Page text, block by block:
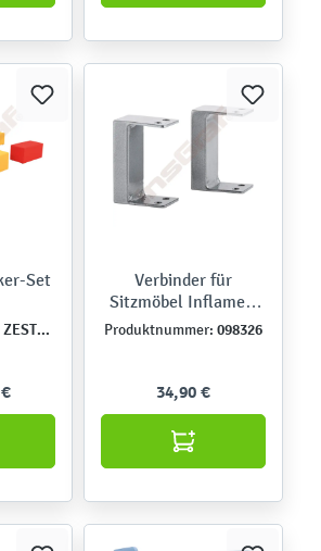
Set
ZEST5361
Verbinder für
Sitzmöbel Inflamea,
2er-Set
Produktnummer: 098326
34,90 €